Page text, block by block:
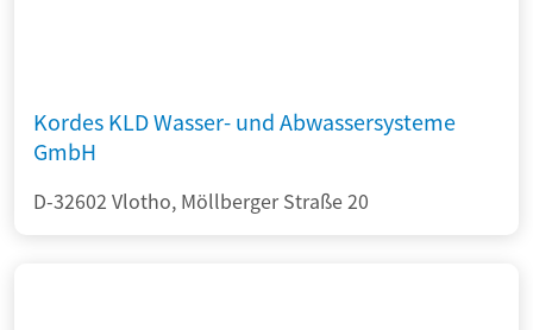
Kordes KLD Wasser- und Abwassersysteme
GmbH
D-32602 Vlotho, Möllberger Straße 20